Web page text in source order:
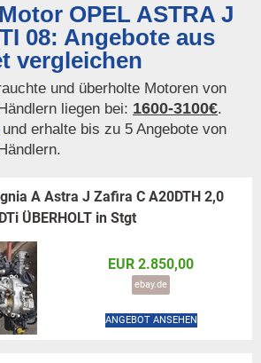
OPEL ASTRA J
08: Angebote aus
vergleichen
und überholte Motoren von
liegen bei: 1600-3100€.
und erhalte bis zu 5 Angebote von
A Astra J Zafira C A20DTH 2,0
ÜBERHOLT in Stgt
EUR 2.850,00
ebay.de
ANGEBOT ANSEHEN